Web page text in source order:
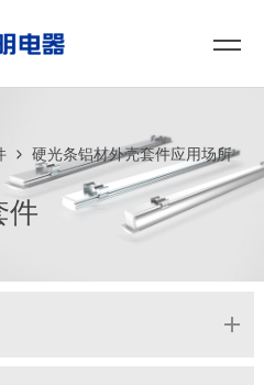
硬光条铝材外壳套件应用场所
件